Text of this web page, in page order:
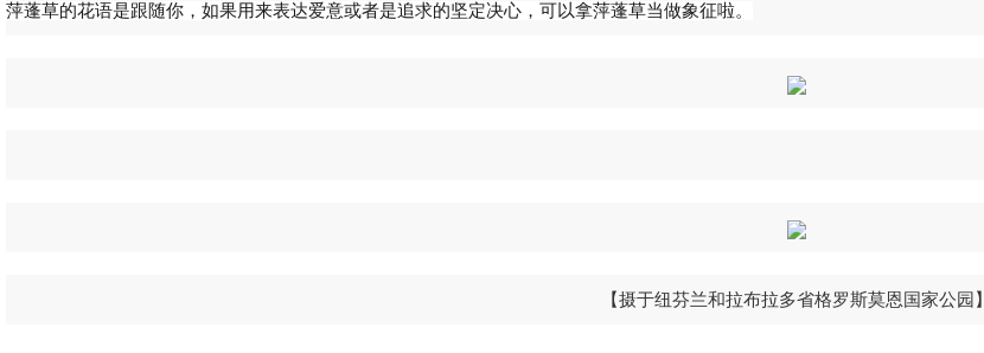
萍蓬草的花语是跟随你，如果用来表达爱意或者是追求的坚定决心，可以拿萍蓬草当做象征啦。
【摄于纽芬兰和拉布拉多省格罗斯莫恩国家公园】